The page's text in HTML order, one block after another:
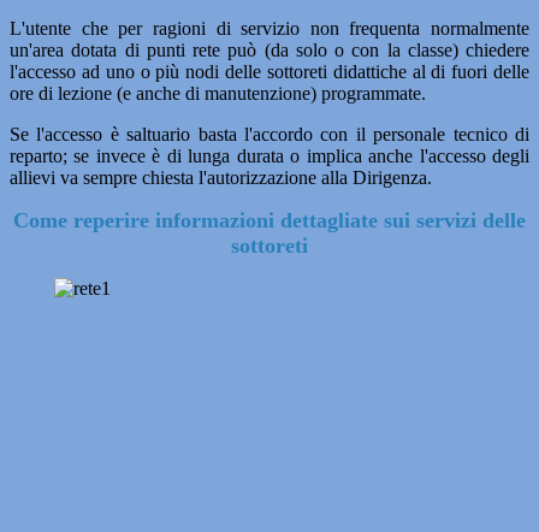
L'utente che per ragioni di servizio non frequenta normalmente
un'area dotata di punti rete può (da solo o con la classe) chiedere
l'accesso ad uno o più nodi delle sottoreti didattiche al di fuori delle
ore di lezione (e anche di manutenzione) programmate.
Se l'accesso è saltuario basta l'accordo con il personale tecnico di
reparto; se invece è di lunga durata o implica anche l'accesso degli
allievi va sempre chiesta l'autorizzazione alla Dirigenza.
Come reperire informazioni dettagliate sui servizi delle
sottoreti